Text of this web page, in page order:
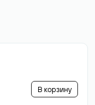
В корзину